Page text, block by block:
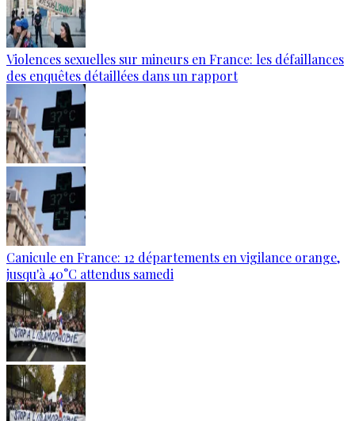
Violences sexuelles sur mineurs en France: les défaillances
des enquêtes détaillées dans un rapport
Canicule en France: 12 départements en vigilance orange,
jusqu'à 40°C attendus samedi